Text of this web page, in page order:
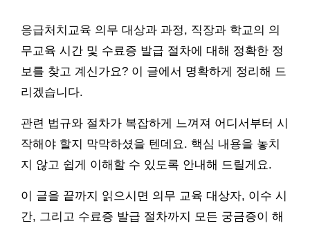
응급처치교육 의무 대상과 과정, 직장과 학교의 의
무교육 시간 및 수료증 발급 절차에 대해 정확한 정
보를 찾고 계신가요? 이 글에서 명확하게 정리해 드
리겠습니다.
관련 법규와 절차가 복잡하게 느껴져 어디서부터 시
작해야 할지 막막하셨을 텐데요. 핵심 내용을 놓치
지 않고 쉽게 이해할 수 있도록 안내해 드릴게요.
이 글을 끝까지 읽으시면 의무 교육 대상자, 이수 시
간, 그리고 수료증 발급 절차까지 모든 궁금증이 해